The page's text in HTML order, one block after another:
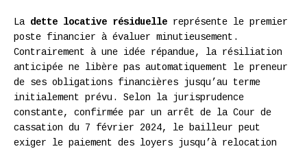
La dette locative résiduelle représente le premier
poste financier à évaluer minutieusement.
Contrairement à une idée répandue, la résiliation
anticipée ne libère pas automatiquement le preneur
de ses obligations financières jusqu’au terme
initialement prévu. Selon la jurisprudence
constante, confirmée par un arrêt de la Cour de
cassation du 7 février 2024, le bailleur peut
exiger le paiement des loyers jusqu’à relocation